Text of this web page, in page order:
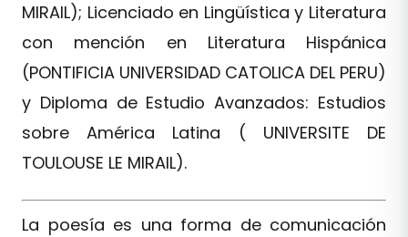
MIRAIL); Licenciado en Lingüística y Literatura
con mención en Literatura Hispánica
(PONTIFICIA UNIVERSIDAD CATOLICA DEL PERU)
y Diploma de Estudio Avanzados: Estudios
sobre América Latina ( UNIVERSITE DE
TOULOUSE LE MIRAIL).
La poesía es una forma de comunicación